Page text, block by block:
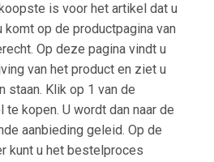
is voor het artikel dat u
komt op de productpagina van
Op deze pagina vindt u
van het product en ziet u
staan. Klik op 1 van de
kopen. U wordt dan naar de
aanbieding geleid. Op de
kunt u het bestelproces